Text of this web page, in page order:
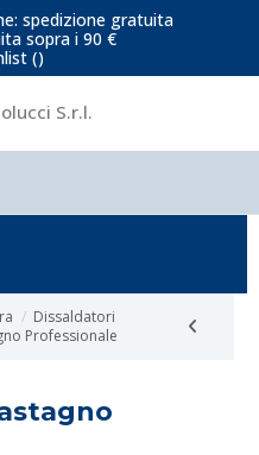
sopra i 90 €
()
Dissaldatori
Professionale